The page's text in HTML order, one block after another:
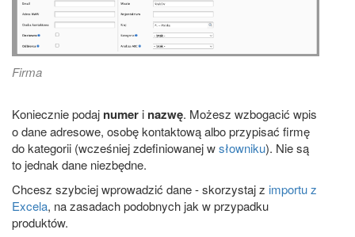
Firma
Koniecznie podaj numer i nazwę. Możesz wzbogacić wpis
o dane adresowe, osobę kontaktową albo przypisać firmę
do kategorii (wcześniej zdefiniowanej wsłowniku). Nie są
to jednak dane niezbędne.
Chcesz szybciej wprowadzić dane - skorzystaj z importu z
Excela, na zasadach podobnych jak w przypadku
produktów.